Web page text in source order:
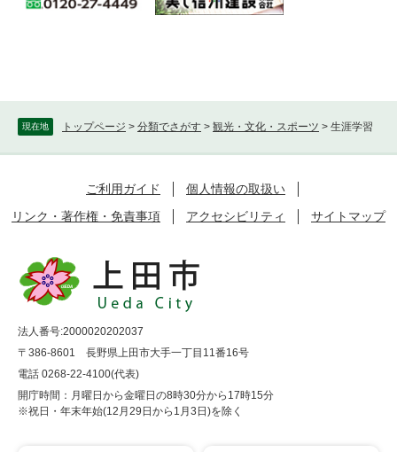
現在地 トップページ > 分類でさがす > 観光・文化・スポーツ > 生涯学習
ご利用ガイド
個人情報の取扱い
リンク・著作権・免責事項
アクセシビリティ サイトマップ
法人番号:2000020202037
〒386-8601 長野県上田市大手一丁目11番16号
電話 0268-22-4100(代表)
開庁時間：月曜日から金曜日の8時30分から17時15分
※祝日・年末年始(12月29日から1月3日)を除く